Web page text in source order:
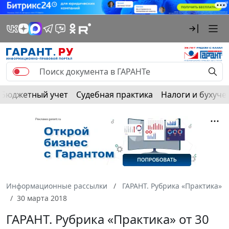
Бюджетный учет Судебная практика Налоги и
Информационные рассылки
ГАРАНТ. Рубрика «Практика»
30 марта 2018
ГАРАНТ. Рубрика «Практика» от 30